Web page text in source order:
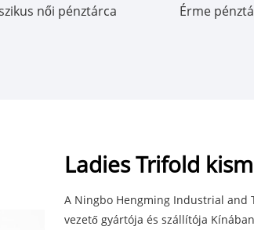
női pénztárca Érme
Ladies Trifold
A Ningbo Hengming Industrial and
vezető gyártója és szállítója